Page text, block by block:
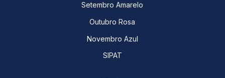
Setembro Amarelo
Outubro Rosa
Novembro Azul
SIPAT